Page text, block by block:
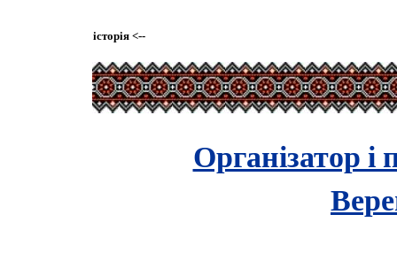
історія <--
Організатор